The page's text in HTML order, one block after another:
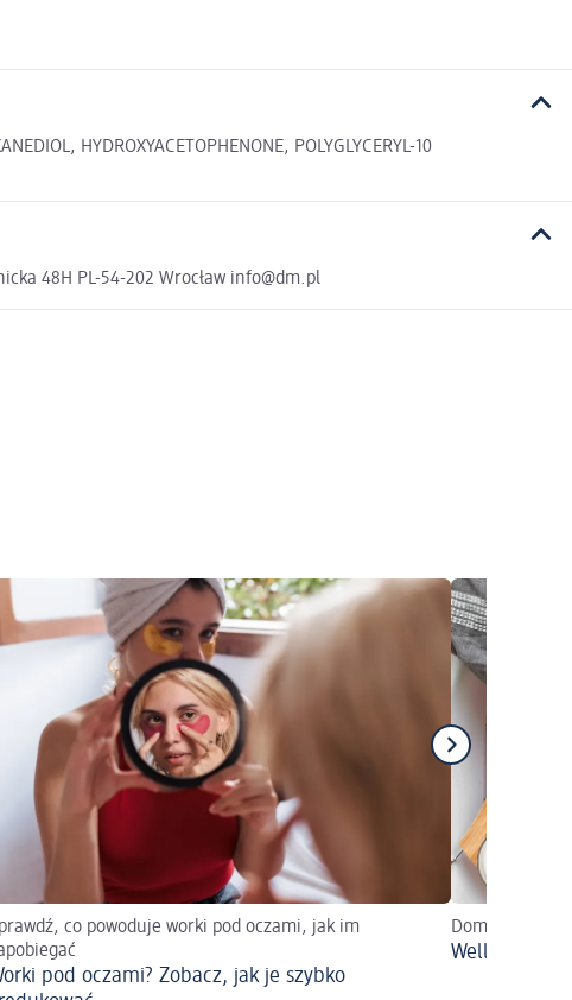
HYDROXYACETOPHENONE, POLYGLYCERYL-10
48H PL-54-202 Wrocław info@dm.pl
co powoduje worki pod oczami, jak im
pod oczami? Zobacz, jak je szybko
Domowe SPA
Wellness w